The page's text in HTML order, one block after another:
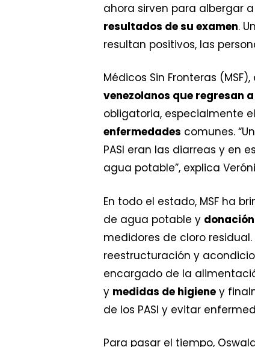
ahora sirven para albergar
resultados de su examen.
resultan positivos, las
Médicos Sin Fronteras
venezolanos que regresan
obligatoria, especialmente
enfermedades comunes.
PASI eran las diarreas y en
agua potable”, explica
En todo el estado, MSF ha
de agua potable y
medidores de cloro
reestructuración y
encargado de la
y medidas de higiene y
de los PASI y evitar
Para pasar el tiempo,